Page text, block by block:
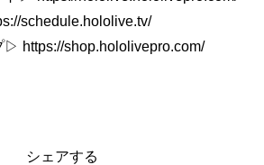
schedule.hololive.tv/
▷ https://shop.hololivepro.com/
シェアする